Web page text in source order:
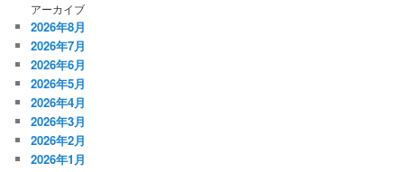
アーカイブ
2026年8月
2026年7月
2026年6月
2026年5月
2026年4月
2026年3月
2026年2月
2026年1月